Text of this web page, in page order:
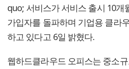
quo; 서비스가 서비스 출시 10개
가입자를 돌파하며 기업용 클라
하고 있다고 6일 밝혔다.
웹하드클라우드 오피스는 중소